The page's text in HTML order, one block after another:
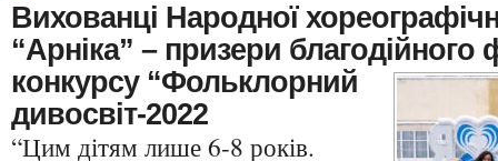
Вихованці Народної
“Арніка” – призери благодійного
конкурсу “Фольклорний
дивосвіт-2022
“Цим дітям лише 6-8 років.